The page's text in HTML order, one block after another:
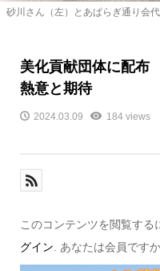
砂川さん（左）とあぱらぎ通り会
美化貢献団体に配
熱意と期待
2024.03.09 184 views
このコンテンツを閲覧す
グイン . あなたは会員です